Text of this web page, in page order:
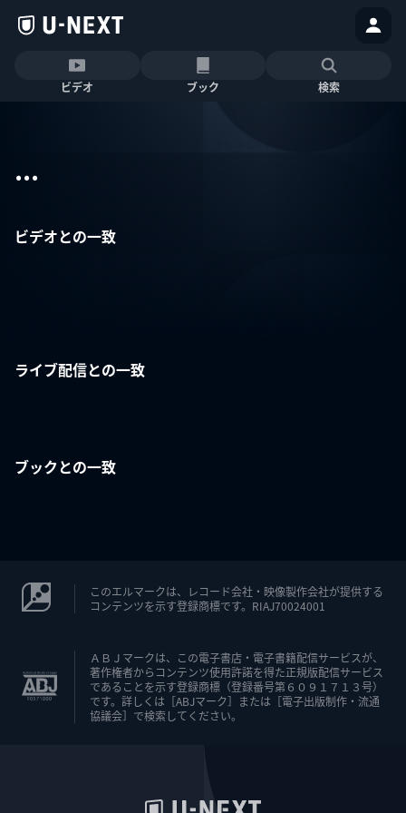
ビデオ ブック 検索
...
ビデオとの一致
ライブ配信との一致
ブックとの一致
このエルマークは、レコード会社・映像製作会社が提供する
コンテンツを示す登録商標です。RIAJ70024001
ＡＢＪマークは、この電子書店・電子書籍配信サービスが、
著作権者からコンテンツ使用許諾を得た正規版配信サービス
であることを示す登録商標（登録番号第６０９１７１３号）
です。詳しくは［ABJマーク］または［電子出版制作・流通
協議会］で検索してください。